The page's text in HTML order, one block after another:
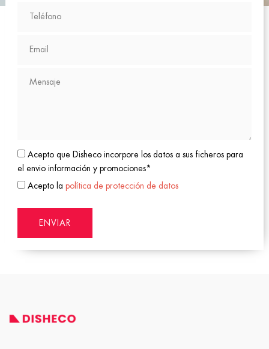
Acepto que Disheco incorpore los datos a sus ficheros para
el envio información y promociones*
Acepto la política de protección de datos